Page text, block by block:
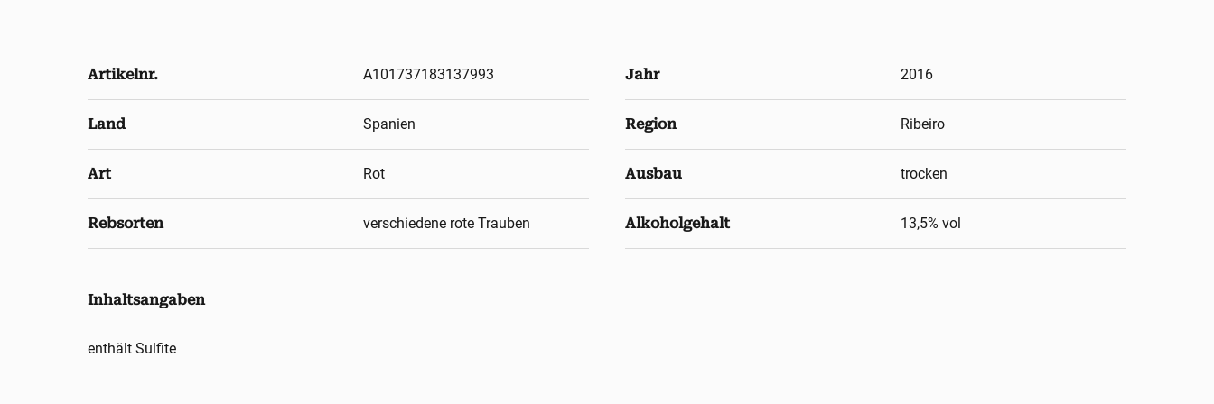
Artikelnr. A101737183137993 Jahr 2016
Land Spanien Region Ribeiro
Art Rot Ausbau trocken
Rebsorten verschiedene rote Trauben Alkoholgehalt 13,5% vol
Inhaltsangaben
enthält Sulfite